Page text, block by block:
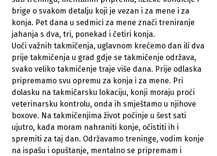
brige o svakom detalju koji je vezan i za mene i za
konja. Pet dana u sedmici za mene znači treniranje
jahanja s dva, tri, ponekad i četiri konja.
Uoči važnih takmičenja, uglavnom krećemo dan ili dva
prije takmičenja u grad gdje se takmičenje održava,
svako veliko takmičenje traje više dana. Prije odlaska
pripremamo svu opremu za konja i za mene. Pri
dolasku na takmičarsku lokaciju, konji moraju proći
veterinarsku kontrolu, onda ih smještamo u njihove
boxove. Na takmičenjima život počinje u šest sati
ujutro, kada moram nahraniti konje, očistiti ih i
spremiti za taj dan. Održavamo treninge, vodim konje
na ispašu i opuštanje, mentalno se pripremam i